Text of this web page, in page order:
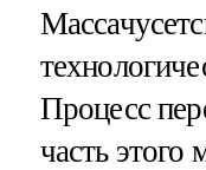
Процесс
часть этого